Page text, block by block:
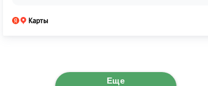
обязательно буду заказывать ещё.
Еще